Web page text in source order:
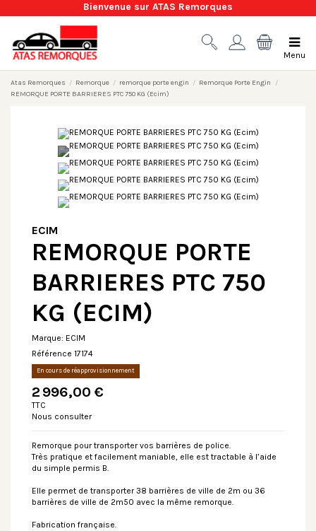
Bienvenue sur ATAS Remorques
Menu
Atas Remorques Remorque remorque porte engin
Remorque Porte Engin
REMORQUE PORTE BARRIERES PTC 750 KG (Ecim)
ECIM
REMORQUE PORTE
BARRIERES PTC 750
KG (ECIM)
Marque: ECIM
Référence 17174
En cours de réapprovisionnement
2 996,00 €
TTC
Nous consulter
Remorque pour transporter vos barrières de police.
Très pratique et facilement maniable, elle est tractable à l’aide
du simple permis B.
Elle permet de transporter 38 barrières de ville de 2m ou 36
barrières de ville de 2m50 avec la même remorque.
Fabrication française.